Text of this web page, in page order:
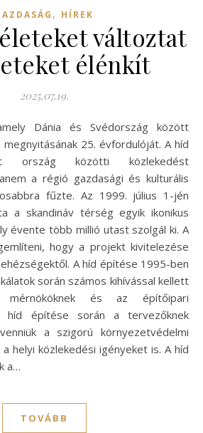
, HÍREK
változtat
élénkít
2025.07.19.
megnyitásának 25. évfordulóját. A híd
közötti közlekedést
a régió gazdasági és kulturális
fűzte. Az 1999. július 1-jén
a skandináv térség egyik ikonikus
évente több millió utast szolgál ki. A
hogy a projekt kivitelezése
A híd építése 1995-ben
során számos kihívással kellett
mérnököknek és az építőipari
híd építése során a tervezőknek
a szigorú környezetvédelmi
helyi közlekedési igényeket is. A híd
a…
TOVÁBB